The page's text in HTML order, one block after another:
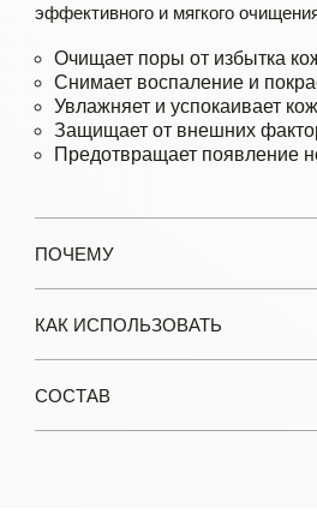
эффективного и мягкого
Очищает поры от избытка
Снимает воспаление и
Увлажняет и успокаивает
Защищает от внешних
Предотвращает появление
ПОЧЕМУ
КАК ИСПОЛЬЗОВАТЬ
СОСТАВ